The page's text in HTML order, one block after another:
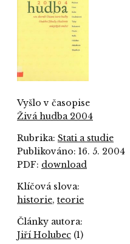
Vyšlo v časopise
Živá hudba 2004
Rubrika: Stati a studie
Publikováno: 16. 5. 2004
PDF: download
Klíčová slova:
historie, teorie
Články autora:
Jiří Holubec (1)